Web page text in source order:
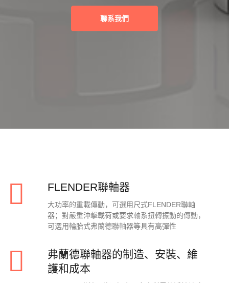
聯系我們
FLENDER聯軸器
大功率的重載傳動，可選用尺式FLENDER聯軸
器；對嚴重沖擊載荷或要求軸系扭轉振動的傳動，
可選用輪胎式弗蘭德聯軸器等具有高彈性
弗蘭德聯軸器的制造、安裝、維
護和成本